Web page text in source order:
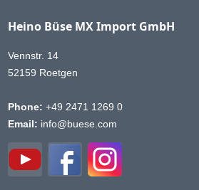
Heino Büse MX Import GmbH
Vennstr. 14
52159 Roetgen
Phone: +49 2471 1269 0
Email: info@buese.com